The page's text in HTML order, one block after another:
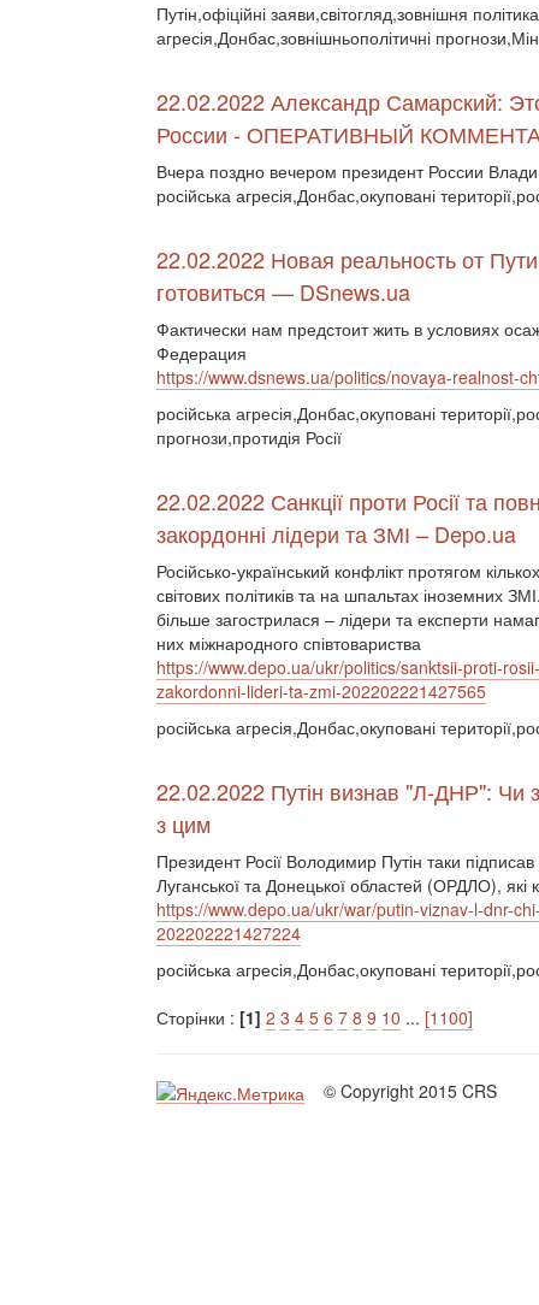
Путін,офіційні заяви,світогляд,зовнішня
агресія,Донбас,зовнішньополітичні
22.02.2022 Александр Самарский:
России - ОПЕРАТИВНЫЙ
Вчера поздно вечером президент России
російська агресія,Донбас,окуповані
22.02.2022 Новая реальность от
готовиться — DSnews.ua
Фактически нам предстоит жить в условиях
Федерация
https://www.dsnews.ua/politics/novaya-realnost-
російська агресія,Донбас,окуповані
прогнози,протидія Росії
22.02.2022 Санкції проти Росії та
закордонні лідери та ЗМІ – Depo.ua
Російсько-український конфлікт протягом
світових політиків та на шпальтах іноземних
більше загострилася – лідери та експерти
них міжнародного співтовариства
https://www.depo.ua/ukr/politics/sanktsii-proti-
zakordonni-lideri-ta-zmi-202202221427565
російська агресія,Донбас,окуповані
22.02.2022 Путін визнав "Л-ДНР": Чи
з цим
Президент Росії Володимир Путін таки
Луганської та Донецької областей (ОРДЛО),
https://www.depo.ua/ukr/war/putin-viznav-l-dnr-
202202221427224
російська агресія,Донбас,окуповані
Сторінки : [1] 2 3 4 5 6 7 8 9 10 ... [1100]
© Copyright 2015 CRS